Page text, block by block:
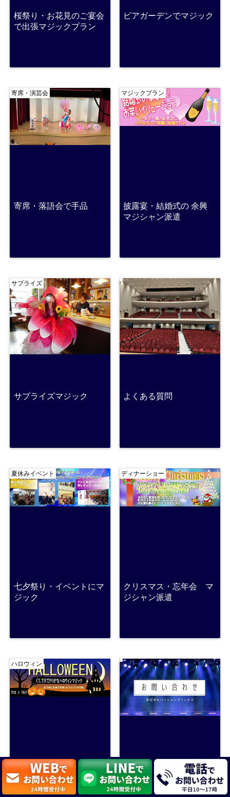
桜祭り・お花見のご宴会
で出張マジックプラン
ビアガーデンでマジック
寄席・演芸会
寄席・落語会で手品
マジックプラン
披露宴・結婚式の 余興
マジシャン派遣
サプライズ
サプライズマジック よくある質問
夏休みイベント
七夕祭り・イベントにマ
ジック
ディナーショー
クリスマス・忘年会 マ
ジシャン派遣
ハロウィン
ハロウィン マジック お問い合わせフォーム